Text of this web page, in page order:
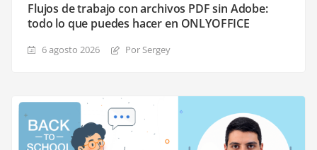
Flujos de trabajo con archivos PDF sin Adobe:
todo lo que puedes hacer en ONLYOFFICE
6 agosto 2026 Por Sergey